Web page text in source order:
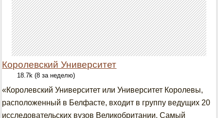
Королевский Университет
18.7k (8 за неделю)
«Королевский Университет или Университет Королевы,
расположенный в Белфасте, входит в группу ведущих 20
исследовательских вузов Великобритании. Самый